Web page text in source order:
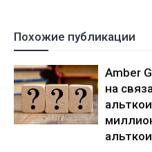
Похожие публикации
Amber
на